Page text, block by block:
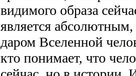
видимого образа
является
даром Вселенной
кто понимает, что